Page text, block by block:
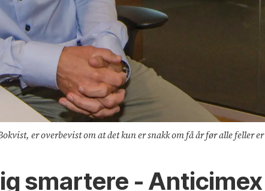
er overbevist om at det kun er snakk om få år før alle feller
smartere -